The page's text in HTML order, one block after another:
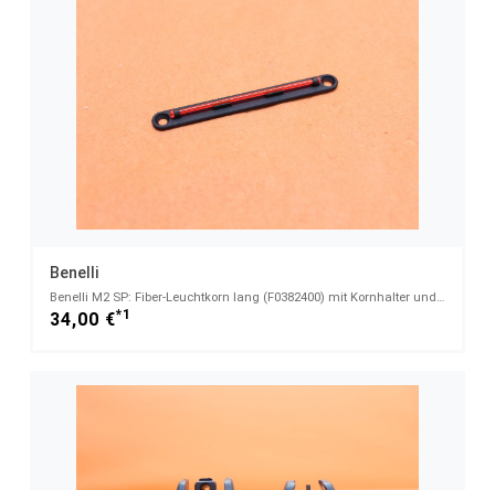
Benelli
Benelli M2 SP: Fiber-Leuchtkorn lang (F0382400) mit Kornhalter und Schrauben
34,00 €*1